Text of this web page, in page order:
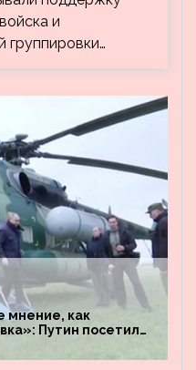
и
мнение, как
Путин посетил